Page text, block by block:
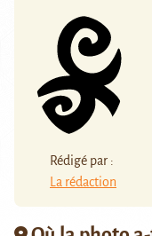
Rédigé par :
La rédaction